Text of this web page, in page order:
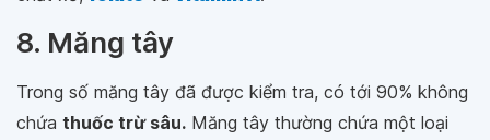
8. Măng tây
Trong số măng tây đã được kiểm tra, có tới 90% không
chứa thuốc trừ sâu. Măng tây thường chứa một loại